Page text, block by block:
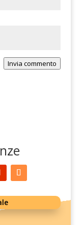
Invia commento